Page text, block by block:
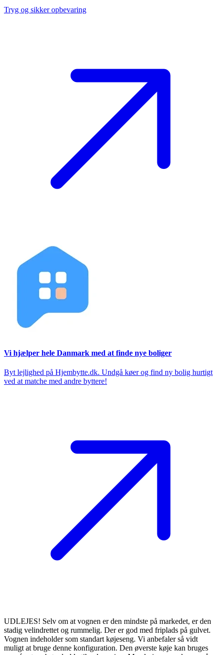
Tryg og sikker opbevaring
Vi hjælper hele Danmark med at finde nye boliger
Byt lejlighed på Hjembytte.dk. Undgå køer og find ny bolig hurtigt
ved at matche med andre byttere!
UDLEJES! Selv om at vognen er den mindste på markedet, er den
stadig velindrettet og rummelig. Der er god med friplads på gulvet.
Vognen indeholder som standart køjeseng. Vi anbefaler så vidt
muligt at bruge denne konfiguration. Den øverste køje kan bruges